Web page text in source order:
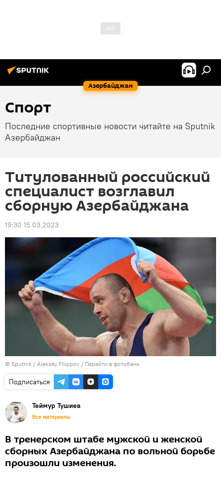
Азербайджан
Спорт
Последние спортивные новости читайте на Sputnik
Азербайджан
Титулованный российский
специалист возглавил
сборную Азербайджана
19:30 15.03.2023
© Sputnik / Aleksey Filippov / Перейти в фотобанк
Подписаться
Теймур Тушиев
Все материалы
В тренерском штабе мужской и женской
сборных Азербайджана по вольной борьбе
произошли изменения.